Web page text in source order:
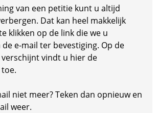
van een petitie kunt u altijd
Dat kan heel makkelijk
klikken op de link die we u
e-mail ter bevestiging. Op de
vindt u hier de
niet meer? Teken dan opnieuw en
weer.